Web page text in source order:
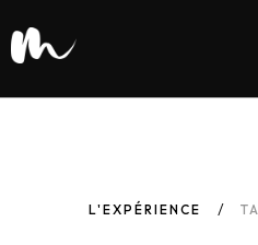
L'EXPÉRIENCE